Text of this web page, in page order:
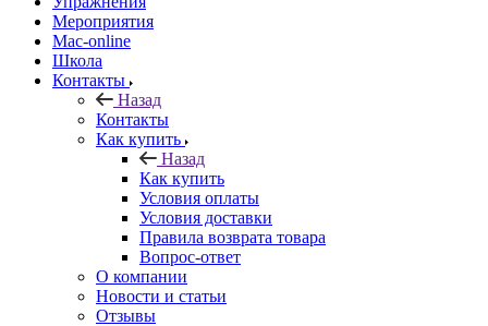
Мероприятия
Mac-online
Школа
Контакты
Назад
Контакты
Как купить
Назад
Как купить
Условия оплаты
Условия доставки
Правила возврата товара
Вопрос-ответ
О компании
Новости и статьи
Отзывы